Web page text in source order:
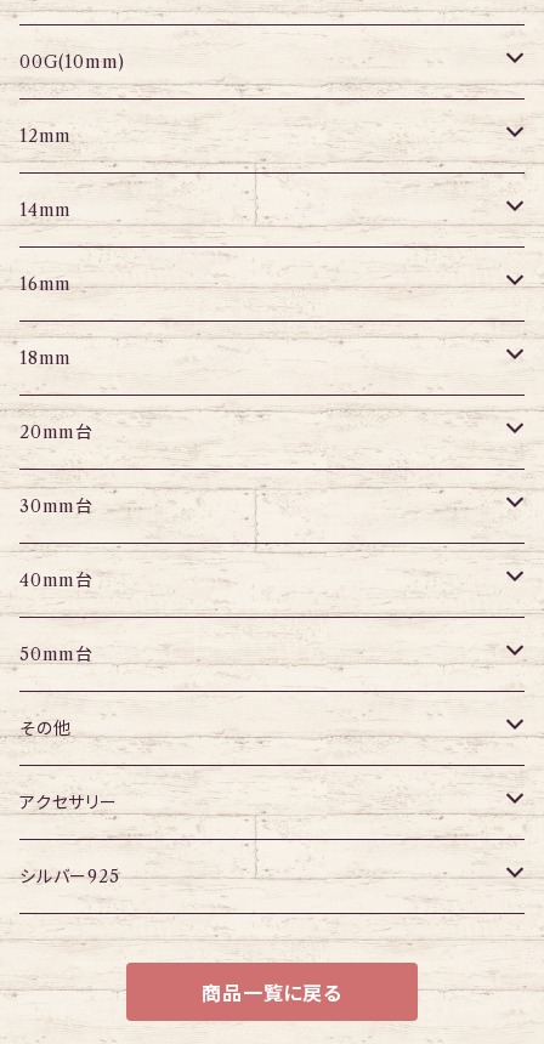
セグメントリング
ニップルピアス
スクランパー
フェイクプラグ
パーツ
セグメント
変形ピアス
ニップルピアス
パーツ
パーツ
プラグ
パーツ
プラグ
トンネル
アイレット
エキスパンダー
パーツ
プラグ
アイレット
エキスパンダー
パーツ
サーキュラー
トンネル
プラグ
アイレット
エキスパンダー
パーツ
プラグ
アイレット
エキスパンダー
パーツ
トンネル
プラグ
アイレット
エキスパンダー
パーツ
00G(10mm)
トンネル
プラグ
アイレット
エキスパンダー
パーツ
12mm
トンネル
プラグ
アイレット
エキスパンダー
パーツ
14mm
トンネル
プラグ
アイレット
エキスパンダー
パーツ
16mm
トンネル
プラグ
アイレット
パーツ
18mm
トンネル
プラグ
アイレット
パーツ
チューブ
20mm台
トンネル
プラグ
アイレット
パーツ
30mm台
トンネル
プラグ
アイレット
パーツ
40mm台
トンネル
プラグ
アイレット
50mm台
トンネル
プラグ
アイレット
その他
ボディピアス・ピアス以外
アクセサリー
ネックレス
ブレスレット
シルバー925
チェーン
商品一覧に戻る